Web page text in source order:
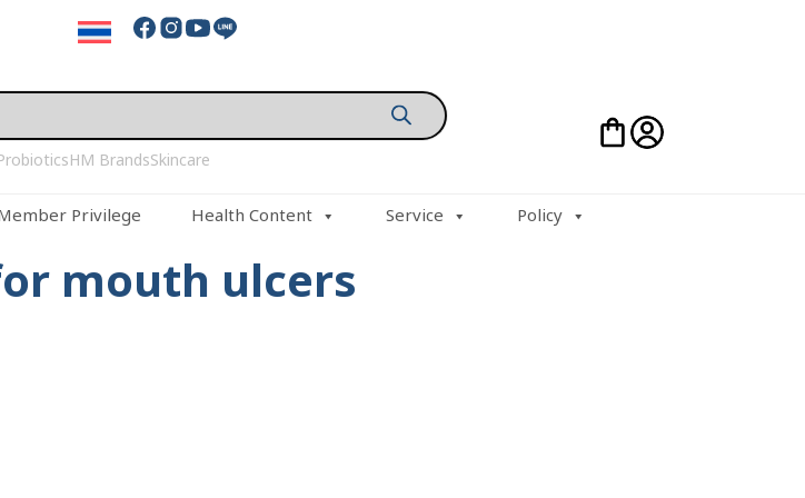
HM BrandsSkincare
Privilege Health Content Service Policy
mouth ulcers